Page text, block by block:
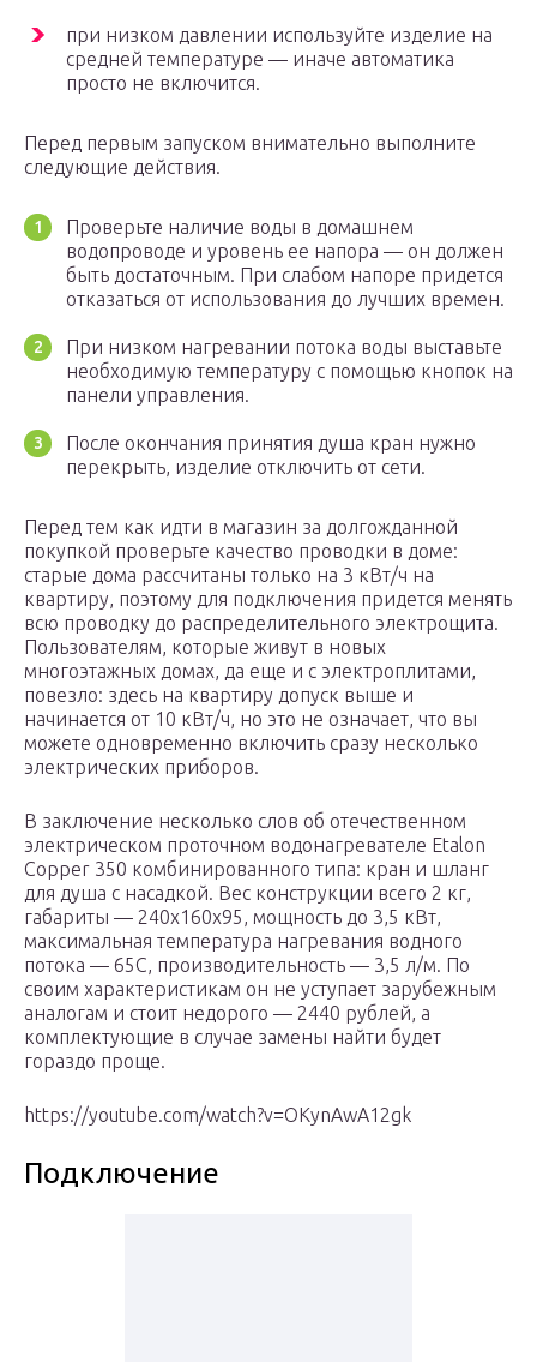
при низком давлении используйте изделие на
средней температуре — иначе автоматика
просто не включится.
Перед первым запуском внимательно выполните
следующие действия.
Проверьте наличие воды в домашнем
водопроводе и уровень ее напора — он должен
быть достаточным. При слабом напоре придется
отказаться от использования до лучших времен.
При низком нагревании потока воды выставьте
необходимую температуру с помощью кнопок на
панели управления.
После окончания принятия душа кран нужно
перекрыть, изделие отключить от сети.
Перед тем как идти в магазин за долгожданной
покупкой проверьте качество проводки в доме:
старые дома рассчитаны только на 3 кВт/ч на
квартиру, поэтому для подключения придется менять
всю проводку до распределительного электрощита.
Пользователям, которые живут в новых
многоэтажных домах, да еще и с электроплитами,
повезло: здесь на квартиру допуск выше и
начинается от 10 кВт/ч, но это не означает, что вы
можете одновременно включить сразу несколько
электрических приборов.
В заключение несколько слов об отечественном
электрическом проточном водонагревателе Etalon
Copper 350 комбинированного типа: кран и шланг
для душа с насадкой. Вес конструкции всего 2 кг,
габариты — 240х160х95, мощность до 3,5 кВт,
максимальная температура нагревания водного
потока — 65C, производительность — 3,5 л/м. По
своим характеристикам он не уступает зарубежным
аналогам и стоит недорого — 2440 рублей, а
комплектующие в случае замены найти будет
гораздо проще.
https://youtube.com/watch?v=OKynAwA12gk
Подключение